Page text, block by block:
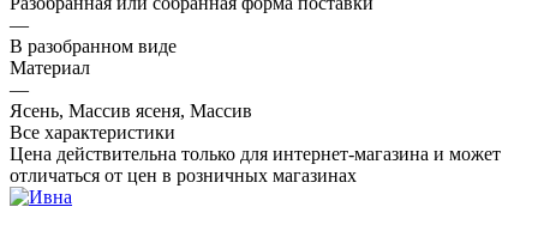
—
В разобранном виде
Материал
—
Ясень, Массив ясеня, Массив
Все характеристики
Цена действительна только для интернет-магазина и может
отличаться от цен в розничных магазинах